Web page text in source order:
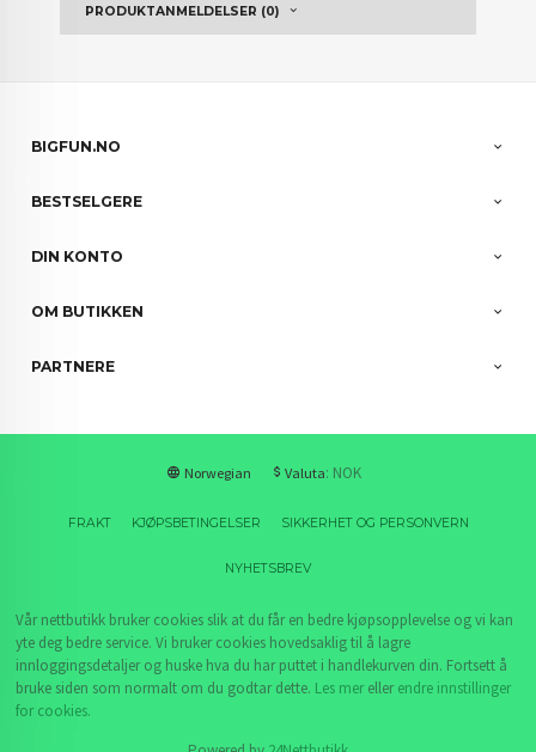
PRODUKTANMELDELSER (0)
BIGFUN.NO
BESTSELGERE
DIN KONTO
OM BUTIKKEN
PARTNERE
Norwegian Valuta: NOK
FRAKT KJØPSBETINGELSER SIKKERHET OG PERSONVERN
NYHETSBREV
Vår nettbutikk bruker cookies slik at du får en bedre kjøpsopplevelse og vi kan
yte deg bedre service. Vi bruker cookies hovedsaklig til å lagre
innloggingsdetaljer og huske hva du har puttet i handlekurven din. Fortsett å
bruke siden som normalt om du godtar dette. Les merellerendre innstillinger
for cookies.